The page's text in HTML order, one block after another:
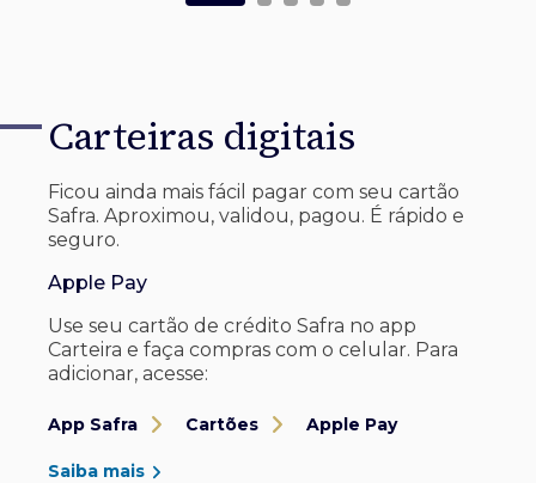
Carteiras digitais
Ficou ainda mais fácil pagar com seu cartão
Safra. Aproximou, validou, pagou. É rápido e
seguro.
Apple Pay
Use seu cartão de crédito Safra no app
Carteira e faça compras com o celular. Para
adicionar, acesse:
App Safra Cartões Apple Pay
Saiba mais